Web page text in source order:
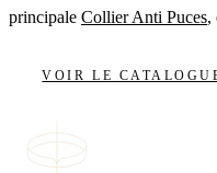
principale Collier Anti Puces,
VOIR LE